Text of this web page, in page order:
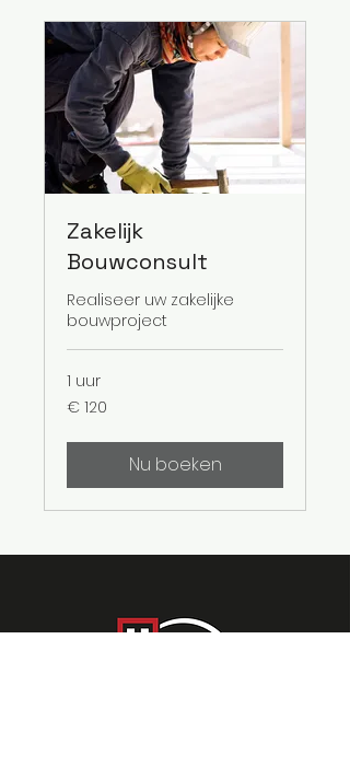
Zakelijk
Bouwconsult
Realiseer uw zakelijke
bouwproject
1 uur
120
euro
€ 120
Nu boeken